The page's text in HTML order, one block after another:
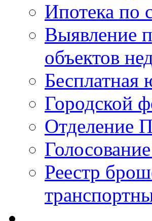
Ипотека по
Выявление
объектов
Городской
Отделение
Реестр